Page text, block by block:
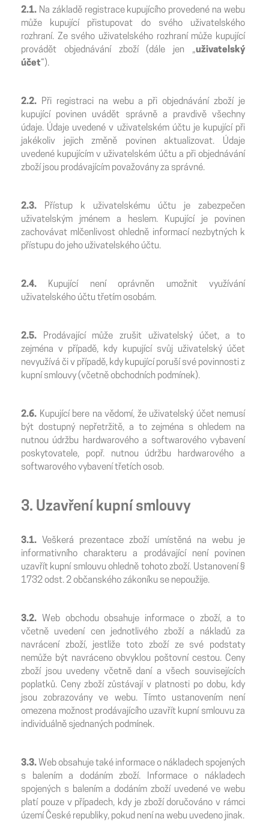
2.1. Na základě registrace kupujícího provedené na webu
může kupující přistupovat do svého uživatelského
rozhraní. Ze svého uživatelského rozhraní může kupující
provádět objednávání zboží (dále jen „uživatelský
účet“).
2.2.
Při registraci na webu a při objednávání zboží je
kupující povinen uvádět správně a pravdivě všechny
údaje. Údaje uvedené v uživatelském účtu je kupující při
jakékoliv jejich změně povinen aktualizovat. Údaje
uvedené kupujícím v uživatelském účtu a při objednávání
zboží jsou prodávajícím považovány za správné.
2.3.
Přístup k uživatelskému účtu je zabezpečen
uživatelským jménem a heslem. Kupující je povinen
zachovávat mlčenlivost ohledně informací nezbytných k
přístupu do jeho uživatelského účtu.
2.4. Kupující není oprávněn umožnit využívání
uživatelského účtu třetím osobám.
2.5.
Prodávající může zrušit uživatelský účet, a to
zejména v případě, kdy kupující svůj uživatelský účet
nevyužívá či v případě, kdy kupující poruší své povinnosti z
kupní smlouvy (včetně obchodních podmínek).
2.6. Kupující bere na vědomí, že uživatelský účet nemusí
být dostupný nepřetržitě, a to zejména s ohledem na
nutnou údržbu hardwarového a softwarového vybavení
poskytovatele, popř. nutnou údržbu hardwarového a
softwarového vybavení třetích osob.
3. Uzavření kupní smlouvy
3.1. Veškerá prezentace zboží umístěná na webu je
informativního charakteru a prodávající není povinen
uzavřít kupní smlouvu ohledně tohoto zboží. Ustanovení §
1732 odst. 2 občanského zákoníku se nepoužije.
3.2. Web obchodu obsahuje informace o zboží, a to
včetně uvedení cen jednotlivého zboží a nákladů za
navrácení zboží, jestliže toto zboží ze své podstaty
nemůže být navráceno obvyklou poštovní cestou. Ceny
zboží jsou uvedeny včetně daní a všech souvisejících
poplatků. Ceny zboží zůstávají v platnosti po dobu, kdy
jsou zobrazovány ve webu. Tímto ustanovením není
omezena možnost prodávajícího uzavřít kupní smlouvu za
individuálně sjednaných podmínek.
3.3. Web obsahuje také informace o nákladech spojených
s balením a dodáním zboží. Informace o nákladech
spojených s balením a dodáním zboží uvedené ve webu
platí pouze v případech, kdy je zboží doručováno v rámci
území České republiky, pokud není na webu uvedeno jinak.